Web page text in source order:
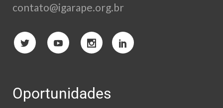
contato@igarape.org.br
Oportunidades